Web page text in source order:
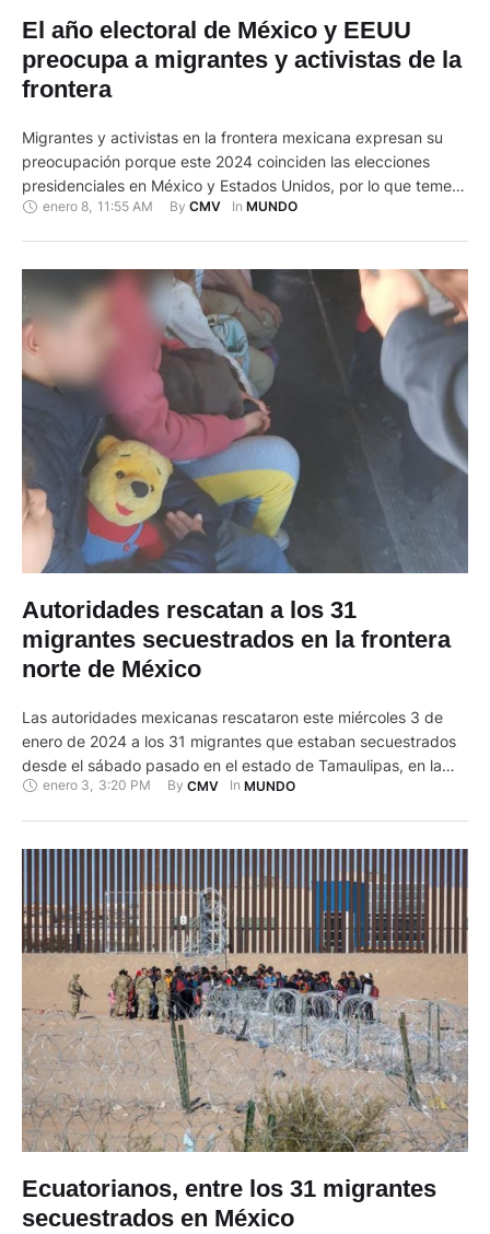
El año electoral de México y EEUU
preocupa a migrantes y activistas de la
frontera
Migrantes y activistas en la frontera mexicana expresan su
preocupación porque este 2024 coinciden las elecciones
presidenciales en México y Estados Unidos, por lo que temen
que esto derive en mayores restricciones y en deportaciones.
convertido …
enero 8 11:55 AM By CMV In MUNDO
Autoridades rescatan a los 31
migrantes secuestrados en la frontera
norte de México
Las autoridades mexicanas rescataron este miércoles 3 de
enero de 2024 a los 31 migrantes que estaban secuestrados
desde el sábado pasado en el estado de Tamaulipas, en la
frontera con Estados Unidos, según informó Jesús Ramírez
enero 3, 3:20 PM By CMV In MUNDO
Ecuatorianos, entre los 31 migrantes
secuestrados en México